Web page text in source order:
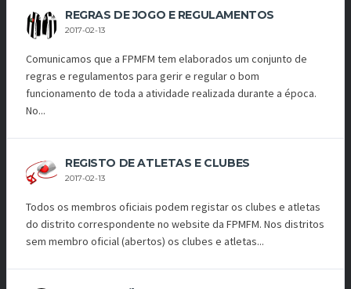
REGRAS DE JOGO E REGULAMENTOS
2017-02-13
Comunicamos que a FPMFM tem elaborados um conjunto de
regras e regulamentos para gerir e regular o bom
funcionamento de toda a atividade realizada durante a época.
No...
REGISTO DE ATLETAS E CLUBES
2017-02-13
Todos os membros oficiais podem registar os clubes e atletas
do distrito correspondente no website da FPMFM. Nos distritos
sem membro oficial (abertos) os clubes e atletas...